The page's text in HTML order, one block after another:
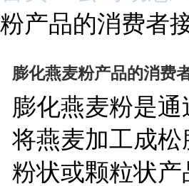
粉产品的消费者
膨化燕麦粉产品的消费
膨化燕麦粉是
将燕麦加工成松
粉状或颗粒状